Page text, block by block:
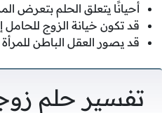
أحيانًا يتعلق الحلم بتعرض
قد تكون خيانة الزوج للحامل
قد يصور العقل الباطن
تفسير حلم